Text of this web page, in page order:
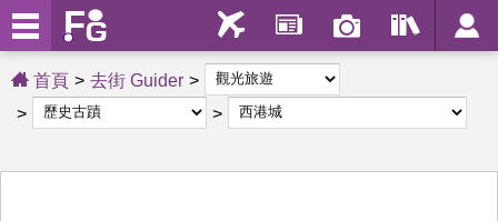
首頁 去街 Guider